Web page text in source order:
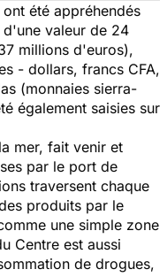
été appréhendés
valeur de 24
millions d'euros),
- dollars, francs CFA,
(monnaies sierra-
également saisies sur
mer, fait venir et
par le port de
traversent chaque
produits par le
une simple zone
Centre est aussi
de drogues,